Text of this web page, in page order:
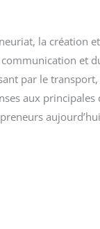
la création
communication et
par le
aux principales